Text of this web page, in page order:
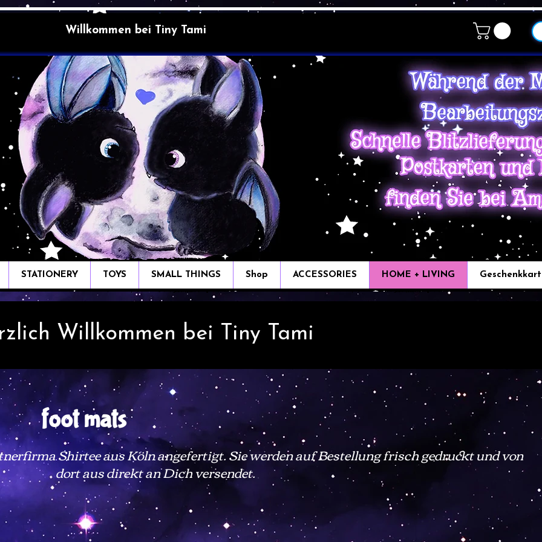
Willkommen bei Tiny Tami
STATIONERY TOYS SMALL THINGS Shop ACCESSORIES HOME + LIVING
Willkommen bei Tiny Tami
foot mats
Shirtee aus Köln angefertigt. Sie werden auf Bestellung frisch gedruckt und von
dort aus direkt an Dich versendet.